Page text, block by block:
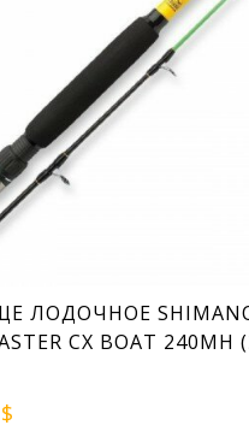
ЛОДОЧНОЕ
CX BOAT 240MH